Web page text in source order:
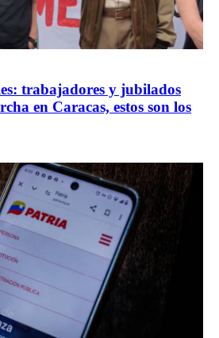
trabajadores y jubilados
en Caracas, estos son los